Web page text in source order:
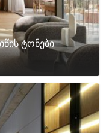
ტონები